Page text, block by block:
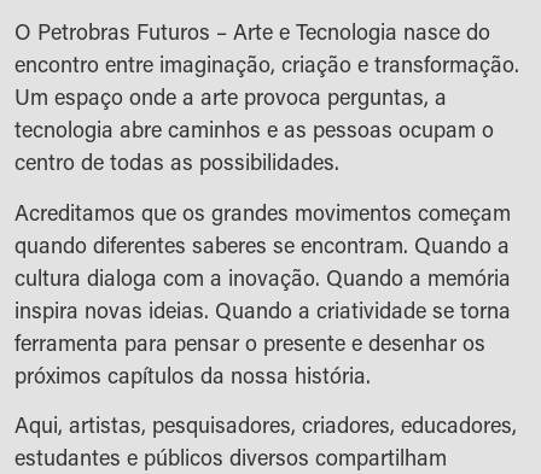
O Petrobras Futuros – Arte e Tecnologia nasce do
encontro entre imaginação, criação e transformação.
Um espaço onde a arte provoca perguntas, a
tecnologia abre caminhos e as pessoas ocupam o
centro de todas as possibilidades.
Acreditamos que os grandes movimentos começam
quando diferentes saberes se encontram. Quando a
cultura dialoga com a inovação. Quando a memória
inspira novas ideias. Quando a criatividade se torna
ferramenta para pensar o presente e desenhar os
próximos capítulos da nossa história.
Aqui, artistas, pesquisadores, criadores, educadores,
estudantes e públicos diversos compartilham